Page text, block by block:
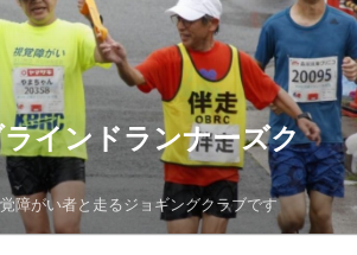
インドランナーズク
障がい者と走るジョギングクラブです